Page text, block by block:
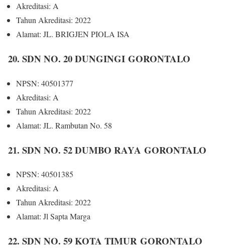
Akreditasi: A
Tahun Akreditasi: 2022
Alamat: JL. BRIGJEN PIOLA ISA
20. SDN NO. 20 DUNGINGI GORONTALO
NPSN: 40501377
Akreditasi: A
Tahun Akreditasi: 2022
Alamat: JL. Rambutan No. 58
21. SDN NO. 52 DUMBO RAYA GORONTALO
NPSN: 40501385
Akreditasi: A
Tahun Akreditasi: 2022
Alamat: Jl Sapta Marga
22. SDN NO. 59 KOTA TIMUR GORONTALO